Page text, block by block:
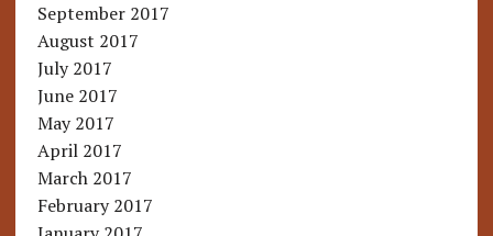
September 2017
August 2017
July 2017
June 2017
May 2017
April 2017
March 2017
February 2017